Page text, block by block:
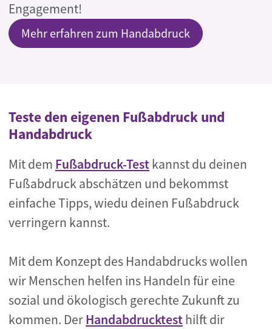
Engagement!
Mehr erfahren zum Handabdruck
Teste den eigenen Fußabdruck und
Handabdruck
Mit dem Fußabdruck-Testkannst du deinen
Fußabdruck abschätzen und bekommst
einfache Tipps, wiedu deinen Fußabdruck
verringern kannst.
Mit dem Konzept des Handabdrucks wollen
wir Menschen helfen ins Handeln für eine
sozial und ökologisch gerechte Zukunft zu
kommen. DerHandabdrucktesthilft dir